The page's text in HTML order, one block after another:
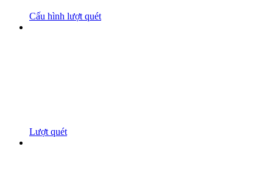
Cấu hình lượt quét
Lượt quét